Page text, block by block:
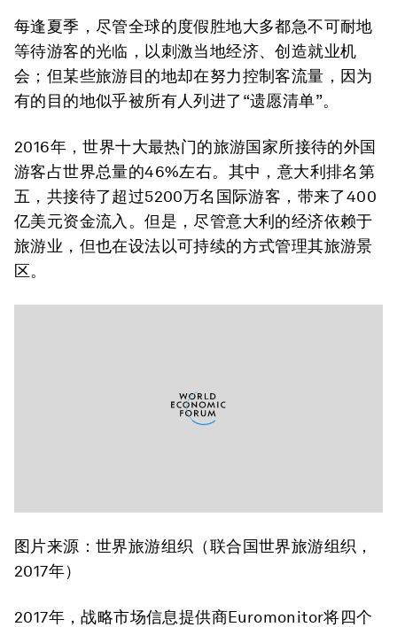
每逢夏季，尽管全球的度假胜地大多都急不可耐地
等待游客的光临，以刺激当地经济、创造就业机
会；但某些旅游目的地却在努力控制客流量，因为
有的目的地似乎被所有人列进了“遗愿清单”。
2016年，世界十大最热门的旅游国家所接待的外国
游客占世界总量的46%左右。其中，意大利排名第
五，共接待了超过5200万名国际游客，带来了400
亿美元资金流入。但是，尽管意大利的经济依赖于
旅游业，但也在设法以可持续的方式管理其旅游景
区。
图片来源：世界旅游组织（联合国世界旅游组织，
2017年）
2017年，战略市场信息提供商Euromonitor将四个